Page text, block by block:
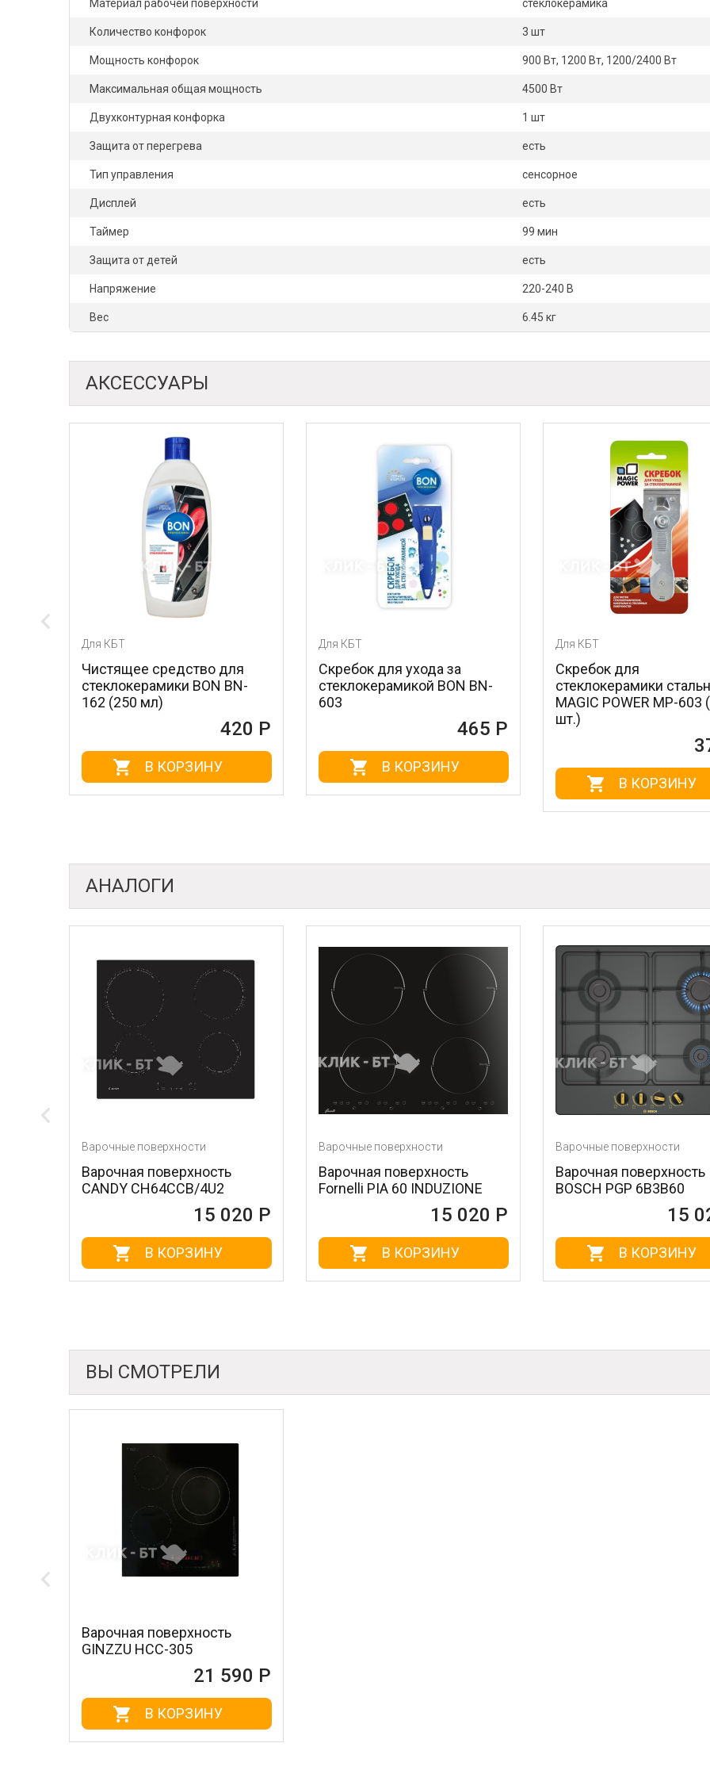
Материал рабочей поверхности стеклокерамика
Количество конфорок 3 шт
Мощность конфорок 900 Вт, 1200 Вт, 1200/2400 Вт
Максимальная общая мощность 4500 Вт
Двухконтурная конфорка 1 шт
Защита от перегрева есть
Тип управления сенсорное
Дисплей есть
Таймер 99 мин
Защита от детей есть
Напряжение 220-240 В
Вес 6.45 кг
АКСЕССУАРЫ
Чистящее средство для
стеклокерамики BON BN-
162 (250 мл)
В КОРЗИНУ
Скребок для ухода за
стеклокерамикой BON BN-
В КОРЗИНУ
Скребок для
стеклокерамики стальной
MAGIC POWER MP-603 (1
шт.)
В КОРЗИНУ
АНАЛОГИ
Варочные поверхности
Варочная поверхность
CANDY CH64CCB/4U2
15 020 Р
В КОРЗИНУ
Варочные поверхности
Варочная поверхность
Fornelli PIA 60 INDUZIONE
15 020 Р
В КОРЗИНУ
Варочные поверхности
Варочная поверхность
BOSCH PGP 6B3B60
15 020 Р
В КОРЗИНУ
ВЫ СМОТРЕЛИ
Варочная поверхность
GINZZU HCC-305
21 590 Р
В КОРЗИНУ